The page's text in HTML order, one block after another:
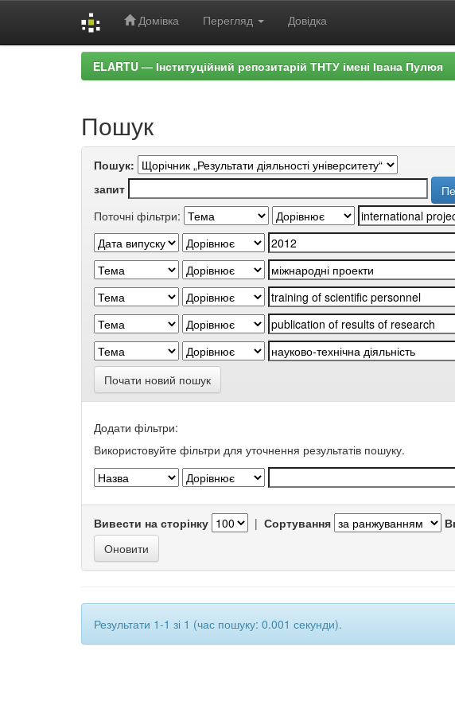
Домівка Перегляд Довідка
ELARTU — Інституційний репозитарій ТНТУ імені Івана Пулюя
Пошук
Пошук:
запит
Поточні фільтри:
Почати новий пошук
Додати фільтри:
Використовуйте фільтри для уточнення результатів пошуку.
Вивести на сторінку | Сортування
Результати 1-1 зі 1 (час пошуку: 0.001 секунди).